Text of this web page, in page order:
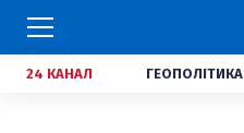
24 КАНАЛ ГЕОПОЛІТИКА